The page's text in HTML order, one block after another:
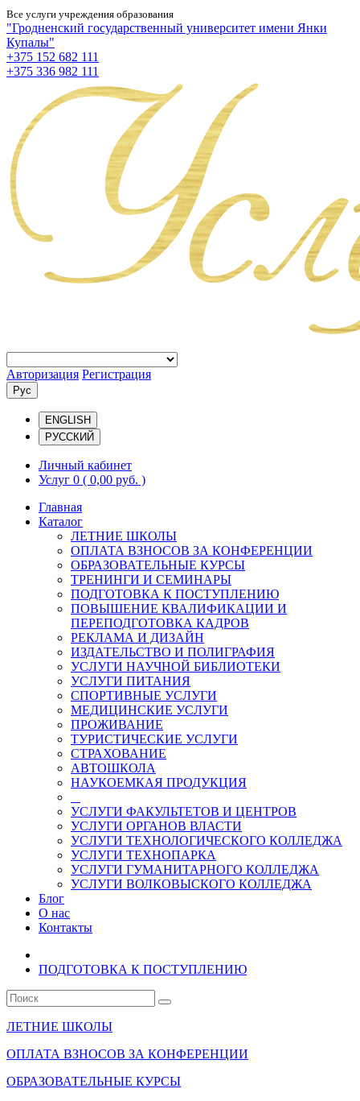
Все услуги учреждения образования
"Гродненский государственный университет имени Янки
Купалы"
+375 152 682 111
+375 336 982 111
Авторизация Регистрация
Рус
ENGLISH
РУССКИЙ
Личный кабинет
Услуг 0 ( 0,00 руб. )
Главная
Каталог
ЛЕТНИЕ ШКОЛЫ
ОПЛАТА ВЗНОСОВ ЗА КОНФЕРЕНЦИИ
ОБРАЗОВАТЕЛЬНЫЕ КУРСЫ
ТРЕНИНГИ И СЕМИНАРЫ
ПОДГОТОВКА К ПОСТУПЛЕНИЮ
ПОВЫШЕНИЕ КВАЛИФИКАЦИИ И
ПЕРЕПОДГОТОВКА КАДРОВ
РЕКЛАМА И ДИЗАЙН
ИЗДАТЕЛЬСТВО И ПОЛИГРАФИЯ
УСЛУГИ НАУЧНОЙ БИБЛИОТЕКИ
УСЛУГИ ПИТАНИЯ
СПОРТИВНЫЕ УСЛУГИ
МЕДИЦИНСКИЕ УСЛУГИ
ПРОЖИВАНИЕ
ТУРИСТИЧЕСКИЕ УСЛУГИ
СТРАХОВАНИЕ
АВТОШКОЛА
НАУКОЕМКАЯ ПРОДУКЦИЯ
УСЛУГИ ФАКУЛЬТЕТОВ И ЦЕНТРОВ
УСЛУГИ ОРГАНОВ ВЛАСТИ
УСЛУГИ ТЕХНОЛОГИЧЕСКОГО КОЛЛЕДЖА
УСЛУГИ ТЕХНОПАРКА
УСЛУГИ ГУМАНИТАРНОГО КОЛЛЕДЖА
УСЛУГИ ВОЛКОВЫСКОГО КОЛЛЕДЖА
Блог
О нас
Контакты
ПОДГОТОВКА К ПОСТУПЛЕНИЮ
ЛЕТНИЕ ШКОЛЫ
ОПЛАТА ВЗНОСОВ ЗА КОНФЕРЕНЦИИ
ОБРАЗОВАТЕЛЬНЫЕ КУРСЫ